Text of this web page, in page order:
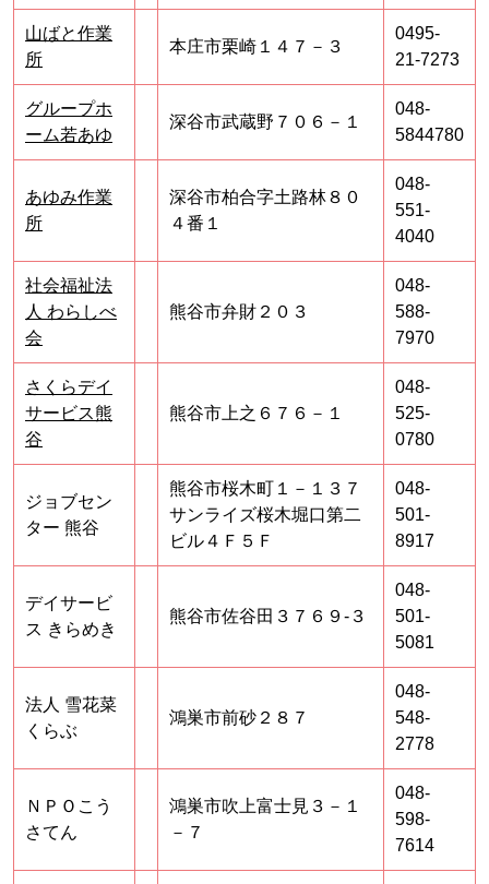
山ばと作業
所
本庄市栗崎１４７－３
0495-
21-7273
グループホ
ーム若あゆ
深谷市武蔵野７０６－１
048-
5844780
あゆみ作業
所
深谷市柏合字土路林８０
４番１
048-
551-
4040
社会福祉法
人 わらしべ
会
熊谷市弁財２０３
048-
588-
7970
さくらデイ
サービス熊
谷
熊谷市上之６７６－１
048-
525-
0780
ジョブセン
ター 熊谷
熊谷市桜木町１－１３７
サンライズ桜木堀口第二
ビル４Ｆ５Ｆ
048-
501-
8917
デイサービ
ス きらめき
熊谷市佐谷田３７６９‐３
048-
501-
5081
法人 雪花菜
くらぶ
鴻巣市前砂２８７
048-
548-
2778
ＮＰＯこう
さてん
鴻巣市吹上富士見３－１
－７
048-
598-
7614